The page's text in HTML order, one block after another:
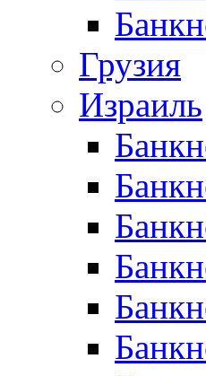
Грузия
Израиль